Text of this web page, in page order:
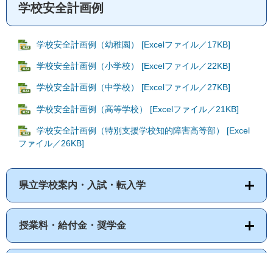
学校安全計画例
学校安全計画例（幼稚園） [Excelファイル／17KB]
学校安全計画例（小学校） [Excelファイル／22KB]
学校安全計画例（中学校） [Excelファイル／27KB]
学校安全計画例（高等学校） [Excelファイル／21KB]
学校安全計画例（特別支援学校知的障害高等部） [Excel
ファイル／26KB]
県立学校案内・入試・転入学
授業料・給付金・奨学金